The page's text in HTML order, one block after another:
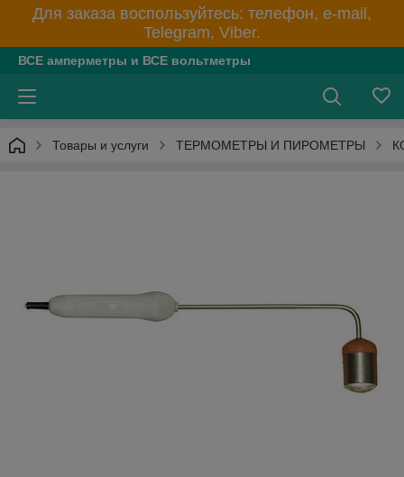
Для заказа воспользуйтесь: телефон, e-mail,
Telegram, Viber.
ВСЕ амперметры и ВСЕ вольтметры
Товары и услуги ТЕРМОМЕТРЫ И ПИРОМЕТРЫ